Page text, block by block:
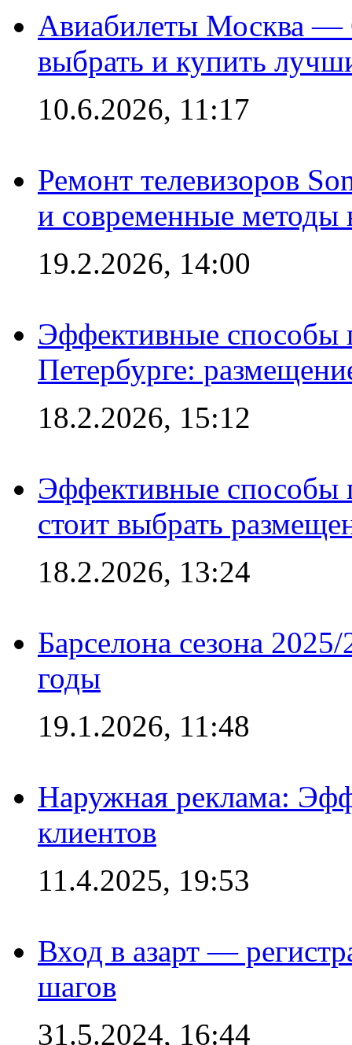
Авиабилеты Москва —
выбрать и купить
10.6.2026, 11:17
Ремонт телевизоров
и современные методы
19.2.2026, 14:00
Эффективные способы
Петербурге:
18.2.2026, 15:12
Эффективные способы
стоит выбрать
18.2.2026, 13:24
Барселона сезона
годы
19.1.2026, 11:48
Наружная реклама:
клиентов
11.4.2025, 19:53
Вход в азарт —
шагов
31.5.2024, 16:44